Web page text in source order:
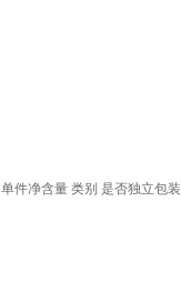
单件净含量 类别 是否独立包装